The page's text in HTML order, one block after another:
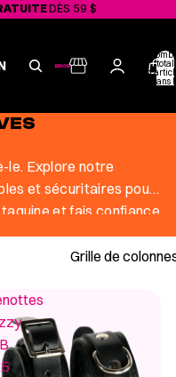
DÈS 59 $
total
dans
le. Explore notre
et sécuritaires pour
et fais confiance
Grille de